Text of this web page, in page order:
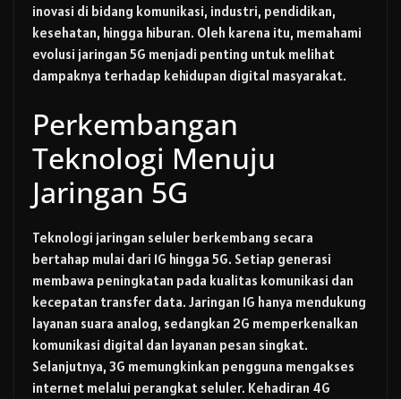
inovasi di bidang komunikasi, industri, pendidikan,
kesehatan, hingga hiburan. Oleh karena itu, memahami
evolusi jaringan 5G menjadi penting untuk melihat
dampaknya terhadap kehidupan digital masyarakat.
Perkembangan
Teknologi Menuju
Jaringan 5G
Teknologi jaringan seluler berkembang secara
bertahap mulai dari 1G hingga 5G. Setiap generasi
membawa peningkatan pada kualitas komunikasi dan
kecepatan transfer data. Jaringan 1G hanya mendukung
layanan suara analog, sedangkan 2G memperkenalkan
komunikasi digital dan layanan pesan singkat.
Selanjutnya, 3G memungkinkan pengguna mengakses
internet melalui perangkat seluler. Kehadiran 4G